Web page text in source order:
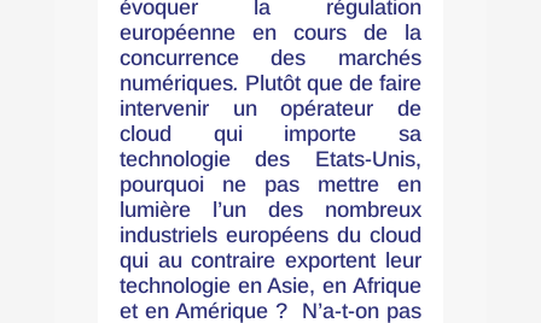
évoquer la régulation
européenne en cours de la
concurrence des marchés
numériques. Plutôt que de faire
intervenir un opérateur de
cloud qui importe sa
technologie des Etats-Unis,
pourquoi ne pas mettre en
lumière l’un des nombreux
industriels européens du cloud
qui au contraire exportent leur
technologie en Asie, en Afrique
et en Amérique ? N’a-t-on pas